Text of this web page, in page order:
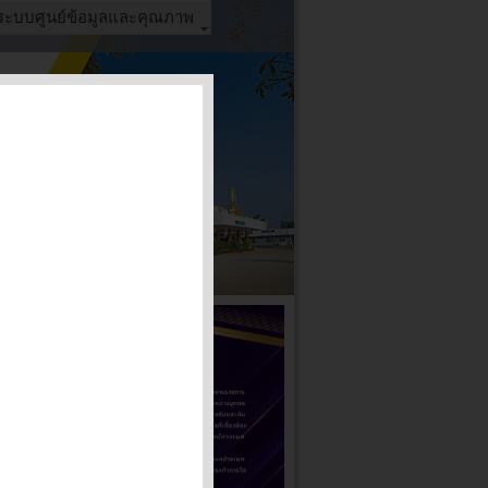
ะบบศูนย์ข้อมูลและคุณภาพ